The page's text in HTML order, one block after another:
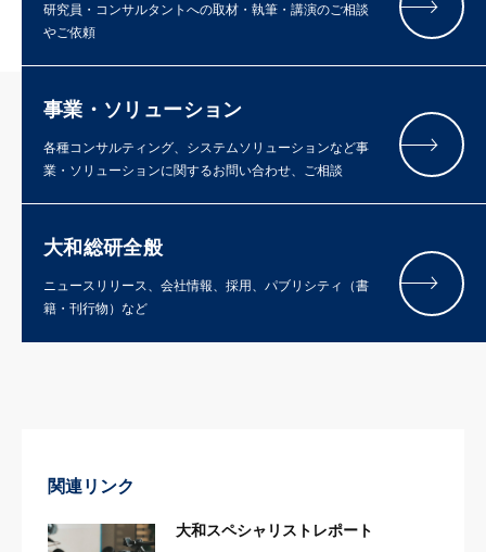
研究員・コンサルタントへの取材・執筆・講演のご相談
やご依頼
事業・ソリューション
各種コンサルティング、システムソリューションなど事
業・ソリューションに関するお問い合わせ、ご相談
大和総研全般
ニュースリリース、会社情報、採用、パブリシティ（書
籍・刊行物）など
関連リンク
大和スペシャリストレポート